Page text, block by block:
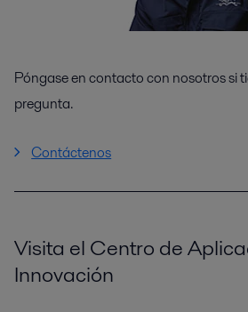
Póngase en contacto con nosotros si
pregunta.
Contáctenos
Visita el Centro de
Innovación